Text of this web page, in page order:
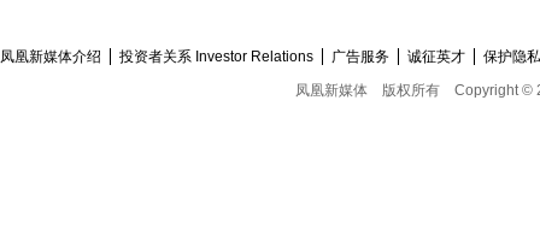
凤凰新媒体介绍 投资者关系 Investor Relations 广告服务 诚征英才
保护隐
凤凰新媒体
版权所有 Copyright ©